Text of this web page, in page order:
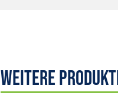
Weitere